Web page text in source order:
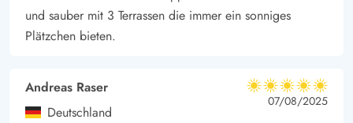
und sauber mit 3 Terrassen die immer ein sonniges
Plätzchen bieten.
Andreas Raser
Deutschland
5 von 5
5 von 5
5 out of 5
07/08/2025